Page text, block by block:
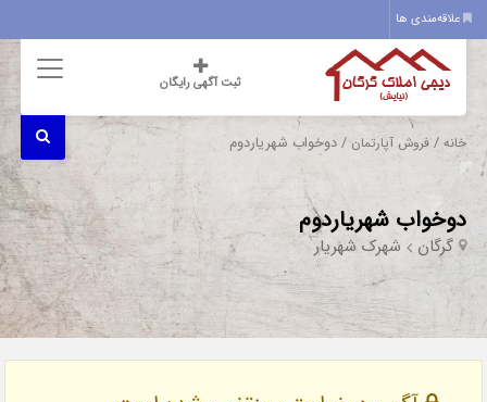
علاقه‌مندی ها
ثبت آگهی رایگان
خانه /فروش آپارتمان / دوخواب شهریاردوم
دوخواب شهریاردوم
گرگان شهرک شهریار